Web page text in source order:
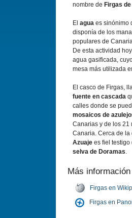
nombre de Firgas
El agua es sinónimo
disponía de los
populares de
De esta actividad
agua gasificada,
mesa más utilizada
El casco de Firgas,
fuente en cascada
calles donde se
mosaicos de
Canarias y de los 21
Canaria. Cerca de la
Azuaje es fiel testigo
selva de Doramas.
Más información
Firgas en
Firgas en